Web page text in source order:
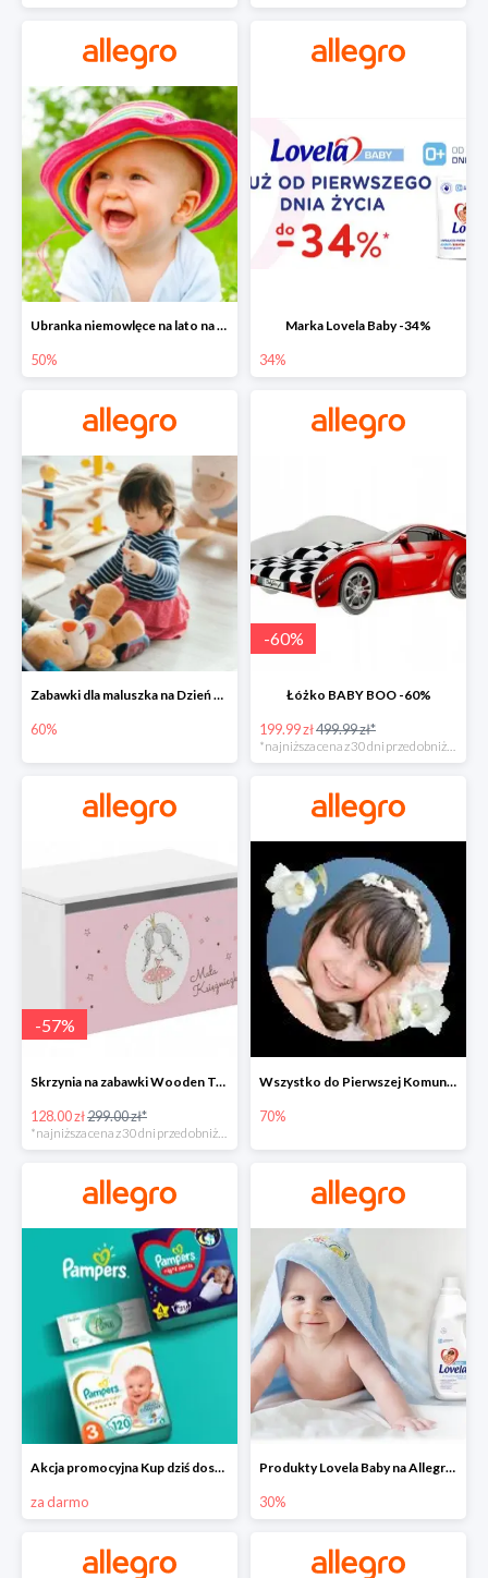
Ubranka niemowlęce na lato na Allegro do -50%
50%
Marka Lovela Baby -34%
34%
Zabawki dla maluszka na Dzień Dziecka na Allegro do -60%
60%
-60%
Łóżko BABY BOO -60%
199.99 zł499.99 zł*
*najniższa cena z 30 dni przed obniżką
-57%
Skrzynia na zabawki Wooden Toys -57%
128.00 zł299.00 zł*
Wszystko do Pierwszej Komunii na Allegro do -70%
70%
Akcja promocyjna Kup dziś dostawa jutro
za darmo
Produkty Lovela Baby na Allegro do -30%
30%